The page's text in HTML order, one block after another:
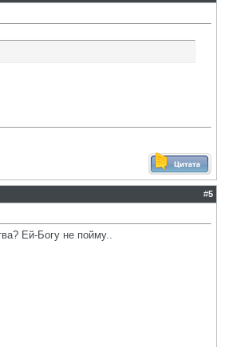
#5
Ей-Богу не пойму..